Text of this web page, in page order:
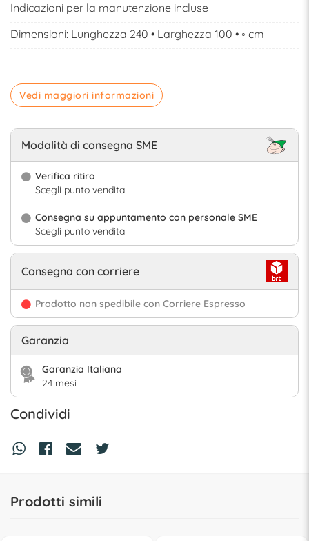
Indicazioni per la manutenzione incluse
Dimensioni: Lunghezza 240 • Larghezza 100 • ◦ cm
Vedi maggiori informazioni
Modalità di consegna SME
Verifica ritiro
Scegli punto vendita
Consegna su appuntamento con personale SME
Scegli punto vendita
Consegna con corriere
Prodotto non spedibile con Corriere Espresso
Garanzia
Garanzia Italiana
24 mesi
Condividi
Prodotti simili